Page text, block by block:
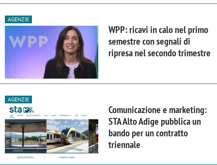
AGENZIE
WPP: ricavi in calo nel primo
semestre con segnali di
ripresa nel secondo trimestre
AGENZIE
Comunicazione e marketing:
STA Alto Adige pubblica un
bando per un contratto
triennale